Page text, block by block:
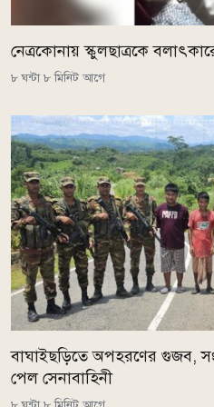
নেত্রকোনায় স্কুলছাত্রকে
৮ ঘন্টা ৮ মিনিট আগে
বাঘাইছড়িতে অপহরণের গুজব,
পেল সেনাবাহিনী